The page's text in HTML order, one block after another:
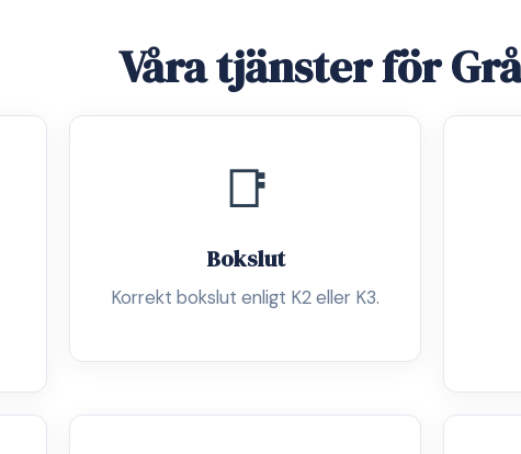
Våra tjänster för
📑
Bokslut
Korrekt bokslut enligt K2 eller K3.